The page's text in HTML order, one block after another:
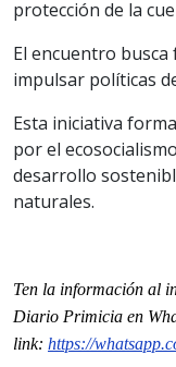
protección de la
El encuentro
impulsar políticas
Esta iniciativa
por el
desarrollo
naturales.
Ten la información al
Diario Primicia en
link: https://